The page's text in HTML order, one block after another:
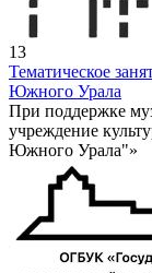
13
Тематическое
Южного Урала
При поддержке
учреждение
Южного Урала"»